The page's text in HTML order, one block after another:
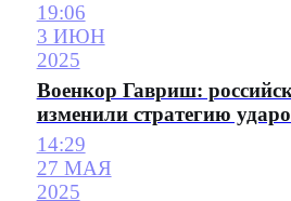
19:06
3 ИЮН
2025
Военкор Гавриш:
изменили стратегию
14:29
27 МАЯ
2025